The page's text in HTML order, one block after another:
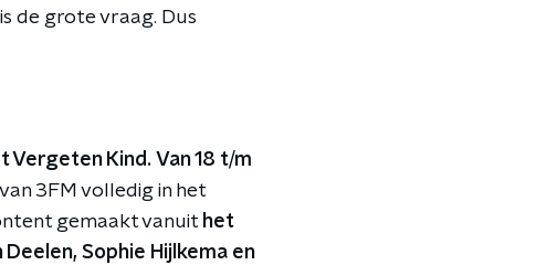
de grote vraag. Dus
Vergeten Kind. Van 18 t/m
3FM volledig in het
gemaakt vanuit het
Deelen, Sophie Hijlkema en